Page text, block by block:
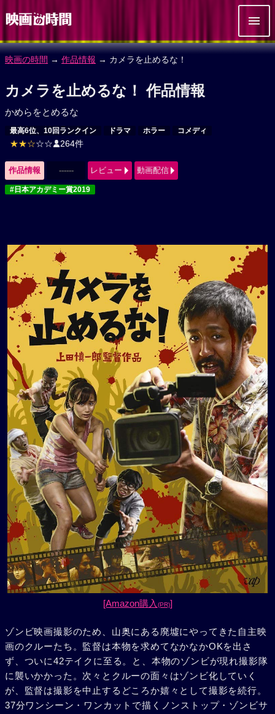
映画の時間 → 作品情報 → カメラを止めるな！
カメラを止めるな！ 作品情報
かめらをとめるな
最高6位、10回ランクイン ドラマ ホラー コメディ
★★☆☆☆ 264件
作品情報 ------ レビュー 動画配信
#日本アカデミー賞2019
[Amazon購入 (PR)]
ゾンビ映画撮影のため、山奥にある廃墟にやってきた自主映
画のクルーたち。監督は本物を求めてなかなかOKを出さ
ず、ついに42テイクに至る。と、本物のゾンビが現れ撮影隊
に襲いかかった。次々とクルーの面々はゾンビ化していく
が、監督は撮影を中止するどころか嬉々として撮影を続行。
37分ワンシーン・ワンカットで描くノンストップ・ゾンビサ